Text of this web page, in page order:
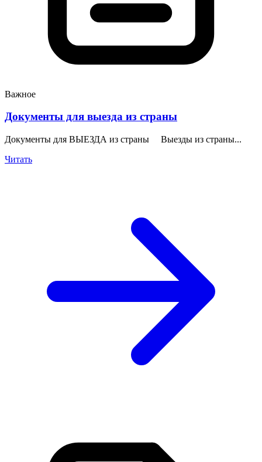
Важное
Документы для выезда из страны
Документы для ВЫЕЗДА из страны Выезды из страны...
Читать